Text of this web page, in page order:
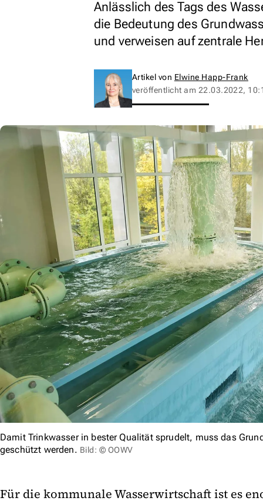
Anlässlich des Tags des
die Bedeutung des
und verweisen auf zentrale
Artikel von Elwine Happ-Frank
veröffentlicht am 22.03.2022,
Damit Trinkwasser in bester Qualität sprudelt, muss das
geschützt werden. Bild: © OOWV
Für die kommunale Wasserwirtschaft ist es